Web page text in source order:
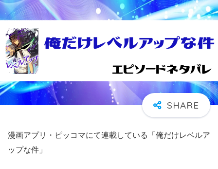
漫画アプリ・ピッコマにて連載している「俺だけレベルア
ップな件」